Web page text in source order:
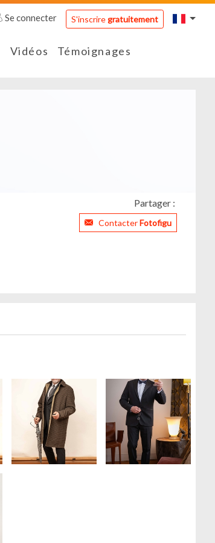
Se connecter S'inscriregratuitement
Vidéos Témoignages
Partager :
ContacterFotofigu